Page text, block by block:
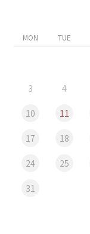
MON TUE
3 4
10 11
17 18
24 25
31